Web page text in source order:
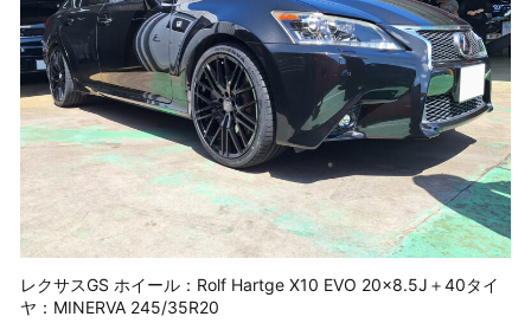
レクサスGS ホイール：Rolf Hartge X10 EVO 20×8.5J＋40タイ
ヤ：MINERVA 245/35R20